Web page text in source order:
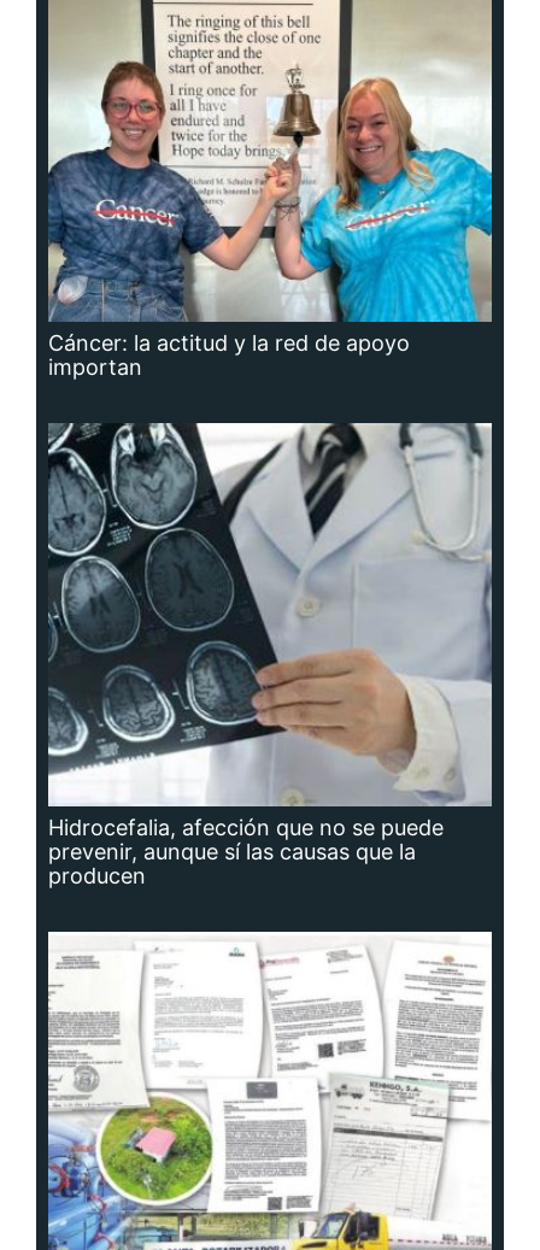
Cáncer: la actitud y la red de apoyo
importan
Hidrocefalia, afección que no se puede
prevenir, aunque sí las causas que la
producen